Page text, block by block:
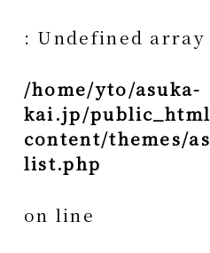
: Undefined array
/home/yto/asuka-
kai.jp/
content/themes/
list.php
on line